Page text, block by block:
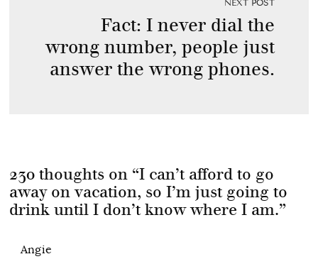
NEXT POST
Fact: I never dial the
wrong number, people just
answer the wrong phones.
230 thoughts on “I can’t afford to go
away on vacation, so I’m just going to
drink until I don’t know where I am.”
Angie